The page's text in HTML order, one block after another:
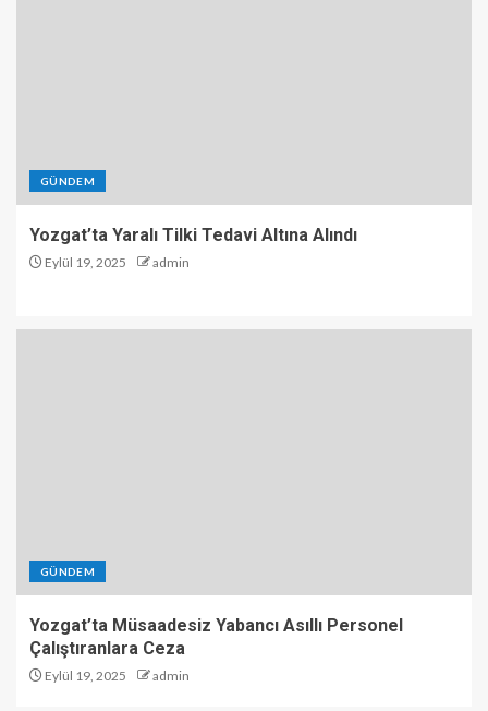
GÜNDEM
Yozgat’ta Yaralı Tilki Tedavi Altına Alındı
Eylül 19, 2025 admin
GÜNDEM
Yozgat’ta Müsaadesiz Yabancı Asıllı Personel
Çalıştıranlara Ceza
Eylül 19, 2025 admin